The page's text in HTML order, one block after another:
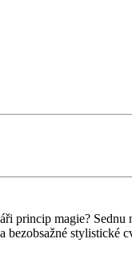
magie?